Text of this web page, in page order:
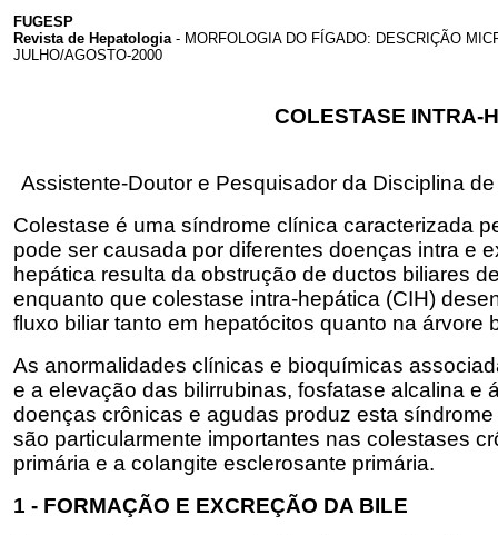
FUGESP
Revista de Hepatologia- MORFOLOGIA DO FÍGADO: DESCRIÇÃO
JULHO/AGOSTO-2000
COLESTASE INTRA-
Assistente-Doutor e Pesquisador da Disciplina
Colestase é uma síndrome clínica caracterizada
pode ser causada por diferentes doenças intra e
hepática resulta da obstrução de ductos biliares
enquanto que colestase intra-hepática (CIH)
fluxo biliar tanto em hepatócitos quanto na árvore
As anormalidades clínicas e bioquímicas
e a elevação das bilirrubinas, fosfatase alcalina e
doenças crônicas e agudas produz esta
são particularmente importantes nas colestases
primária e a colangite esclerosante primária.
1 - FORMAÇÃO E EXCREÇÃO DA BILE